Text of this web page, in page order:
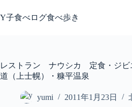
ン
ス
キ
Y子食べログ食べ歩き
レストラン ナウシカ 定食・ジ
道（上士幌）・糠平温泉
yumi 2011年1月23日